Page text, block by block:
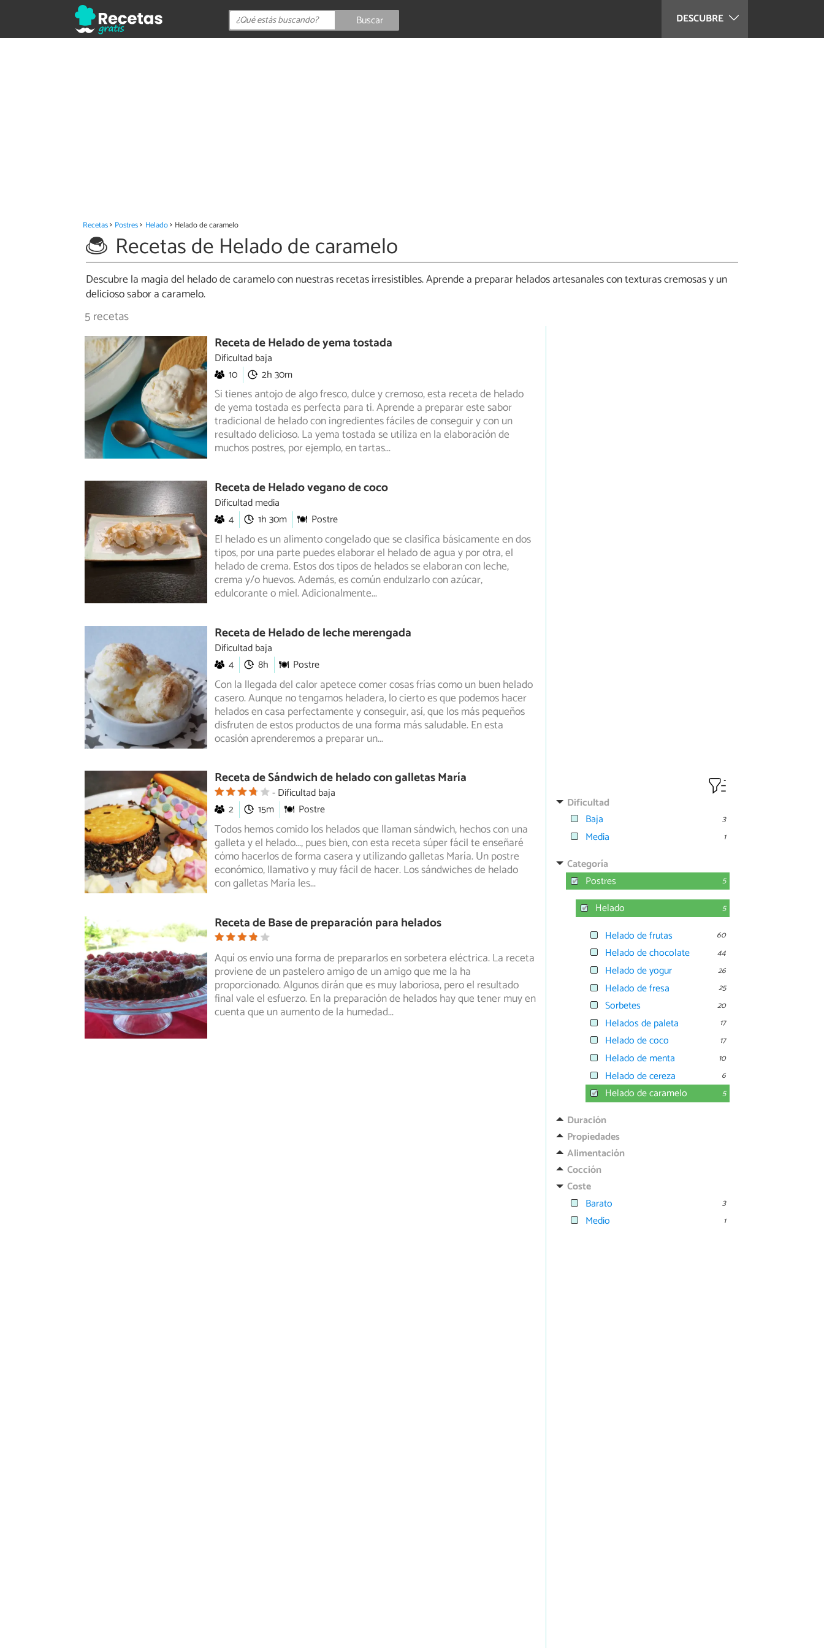
DESCUBRE
Buscar
Recetas Postres Helado Helado de caramelo
Recetas de Helado de caramelo
Descubre la magia del helado de caramelo con nuestras recetas irresistibles. Aprende a preparar helados artesanales con texturas cremosas y un
delicioso sabor a caramelo.
5 recetas
Receta de Helado de yema tostada
Dificultad baja
10
2h 30m
Si tienes antojo de algo fresco, dulce y cremoso, esta receta de helado
de yema tostada es perfecta para ti. Aprende a preparar este sabor
tradicionalde helado con ingredientes fáciles de conseguir y con un
resultado delicioso. La yema tostada se utiliza en la elaboración de
muchos postres, por ejemplo, en tartas...
Receta de Helado vegano de coco
Dificultad media
4
1h 30m Postre
El helado es un alimento congelado que se clasifica básicamente en dos
tipos, por una parte puedes elaborar el helado de agua y por otra, el
helado de crema. Estos dos tipos de helados se elaboran con leche,
crema y/o huevos. Además, es común endulzarlo con azúcar,
edulcorante o miel. Adicionalmente...
Receta de Helado de leche merengada
Dificultad baja
4
8h Postre
Con la llegada del calor apetece comer cosas frías como un buen helado
casero. Aunque no tengamos heladera, lo cierto es que podemos hacer
heladosen casa perfectamente y conseguir, así, que los más pequeños
disfruten de estos productos de una forma más saludable. En esta
ocasión aprenderemos a preparar un...
Receta de Sándwich de helado con galletas María
Dificultad baja
2
15m Postre
Todos hemos comido los helados que llaman sándwich, hechos con una
galleta y el helado..., pues bien, con esta receta súper fácil te enseñaré
cómo hacerlos de forma casera y utilizando galletas María. Un postre
económico, llamativo y muy fácil de hacer. Los sándwiches de helado
con galletas María les...
Receta de Base de preparación para helados
Aquí os envío una forma de prepararlos en sorbetera eléctrica. La receta
proviene de un pastelero amigo de un amigo que me la ha
proporcionado.Algunos dirán que es muy laboriosa, pero el resultado
final vale el esfuerzo. En la preparación de helados hay que tener muy en
cuenta que un aumento de la humedad...
Dificultad
Baja
3
Media 1
Categoría
Postres
5
Helado 5
Helado de frutas 60
Helado de chocolate 44
Helado de yogur 26
Helado de fresa 25
Sorbetes 20
Helados de paleta 17
Helado de coco 17
Helado de menta 10
Helado de cereza 6
Helado de caramelo 5
Duración
Propiedades
Alimentación
Cocción
Coste
Barato
3
Medio 1